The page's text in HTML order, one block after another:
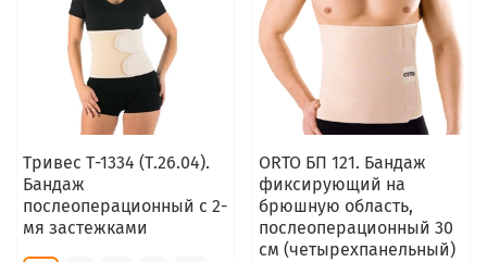
Тривес Т-1334 (Т.26.04).
Бандаж
послеоперационный с 2-
мя застежками
ORTO БП 121. Бандаж
фиксирующий на
брюшную область,
послеоперационный 30
см (четырехпанельный)